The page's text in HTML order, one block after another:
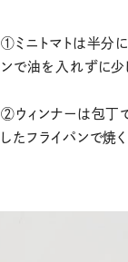
①ミニトマトは半分
ンで油を入れずに少
②ウィンナーは包丁
したフライパンで焼